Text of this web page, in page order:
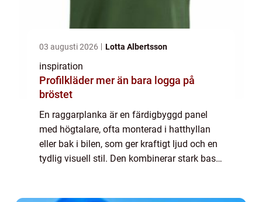
03 augusti 2026 Lotta Albertsson
inspiration
Profilkläder mer än bara logga på
bröstet
En raggarplanka är en färdigbyggd panel
med högtalare, ofta monterad i hatthyllan
eller bak i bilen, som ger kraftigt ljud och en
tydlig visuell stil. Den kombinerar stark bas,